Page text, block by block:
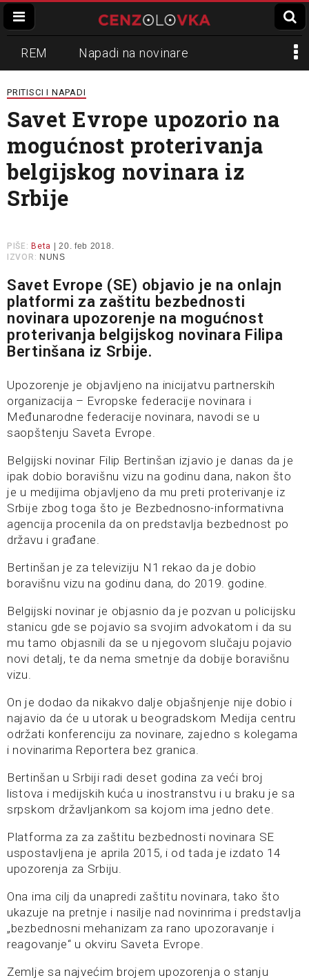
REM Napadi na novinare
Zvučni top
Propaganda Lokalni mediji
Informer Slavko Ćuruvija
PRITISCI I NAPADI
Savet Evrope upozorio na
mogućnost proterivanja
belgijskog novinara iz
Srbije
PIŠE: Beta
| 20. feb 2018.
IZVOR: NUNS
Savet Evrope (SE) objavio je na onlajn
platformi za zaštitu bezbednosti
novinara upozorenje na mogućnost
proterivanja belgijskog novinara Filipa
Bertinšana iz Srbije.
Upozorenje je objavljeno na inicijatvu partnerskih
organizacija – Evropske federacije novinara i
Međunarodne federacije novinara, navodi se u
saopštenju Saveta Evrope.
Belgijski novinar Filip Bertinšan izjavio je danas da je
ipak dobio boravišnu vizu na godinu dana, nakon što
je u medijima objavljeno da mu preti proterivanje iz
Srbije zbog toga što je Bezbednosno-informativna
agencija procenila da on predstavlja bezbednost po
državu i građane.
Bertinšan je za televiziju N1 rekao da je dobio
boravišnu vizu na godinu dana, do 2019. godine.
Belgijski novinar je objasnio da je pozvan u policijsku
stanicu gde se pojavio sa svojim advokatom i da su
mu tamo objasnili da se u njegovom slučaju pojavio
novi detalj, te da nema smetnje da dobije boravišnu
vizu.
On je dodao da nikakvo dalje objašnjenje nije dobio i
najavio da će u utorak u beogradskom Medija centru
održati konferenciju za novinare, zajedno s kolegama
i novinarima Reportera bez granica.
Bertinšan u Srbiji radi deset godina za veći broj
listova i medijskih kuća u inostranstvu i u braku je sa
srpskom državljankom sa kojom ima jedno dete.
Platforma za za zaštitu bezbednosti novinara SE
uspostavljena je aprila 2015, i od tada je izdato 14
upozorenja za Srbiju.
Ona ima cilj da unapredi zaštitu novinara, tako što
ukazuje na pretnje i nasilje nad novinrima i predstavlja
„bezbednosni mehanizam za rano upozoravanje i
reagovanje“ u okviru Saveta Evrope.
Zemlje sa najvećim brojem upozorenja o stanju